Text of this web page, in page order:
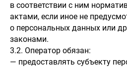
в соответствии с ним
актами, если иное не
о персональных данных или
законами.
3.2. Оператор обязан:
— предоставлять субъекту